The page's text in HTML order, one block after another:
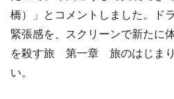
橋）」とコメントしました。ド
緊張感を、スクリーンで新たに
を殺す旅 第一章 旅のはじまり
い。